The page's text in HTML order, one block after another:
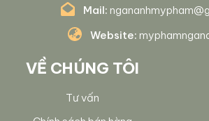
Mail:
Website:
VỀ CHÚNG TÔI
Tư vấn